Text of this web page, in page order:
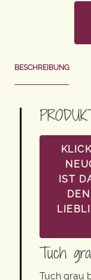
BESCHREIBUNG
IST
Tuch
Tuch grau